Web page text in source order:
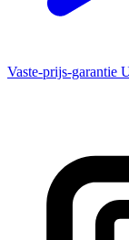
Vaste-prijs-garantie